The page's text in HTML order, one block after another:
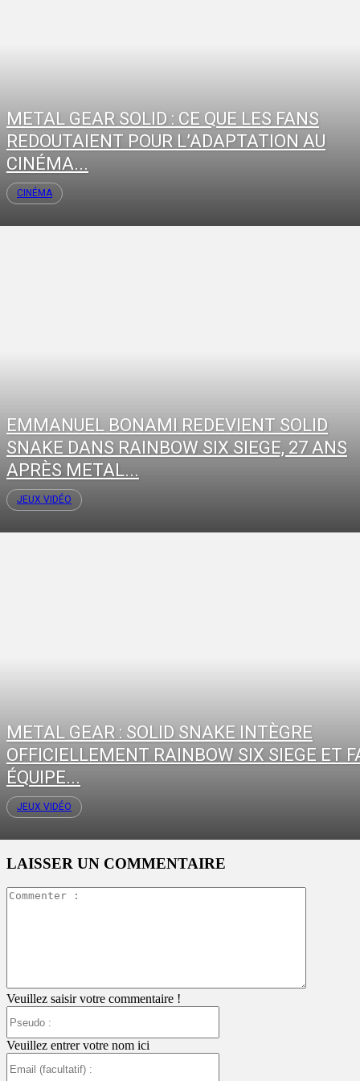
METAL GEAR SOLID : CE QUE LES FANS
REDOUTAIENT POUR L’ADAPTATION AU
CINÉMA...
CINÉMA
EMMANUEL BONAMI REDEVIENT SOLID
SNAKE DANS RAINBOW SIX SIEGE, 27 ANS
APRÈS METAL...
JEUX VIDÉO
METAL GEAR : SOLID SNAKE INTÈGRE
OFFICIELLEMENT RAINBOW SIX SIEGE ET
ÉQUIPE...
JEUX VIDÉO
LAISSER UN COMMENTAIRE
Veuillez saisir votre commentaire !
Veuillez entrer votre nom ici